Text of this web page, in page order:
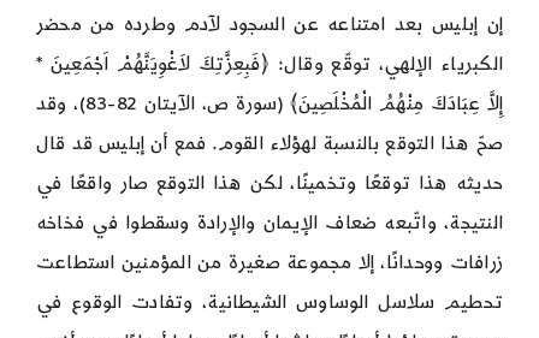
إن إبليس بعد امتناعه عن السجود لآدم وطرده من محضر
الكبرياء الإلهي، توقّع وقال: ﴿فَبِعِزَّتِكَ لاَغْوِيَنَّهُمْ اَجْمَعِينَ *
إِلاَّ عِبَادَكَ مِنْهُمُ الْمُخْلَصِينَ﴾ (سورة ص، الآيتان 82-83)، وقد
صحّ هذا التوقع بالنسبة لهؤلاء القوم. فمع أن إبليس قد قال
حديثه هذا توقعًا وتخمينًا، لكن هذا التوقع صار واقعًا في
النتيجة، واتّبعه ضعاف الإيمان والإرادة وسقطوا في فخاخه
زرافات ووحدانًا، إلا مجموعة صغيرة من المؤمنين استطاعت
تحطيم سلاسل الوساوس الشيطانية، وتفادت الوقوع في